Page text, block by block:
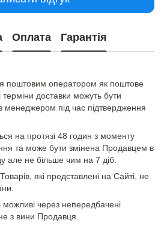
Оплата Гарантія
поштовим оператором як поштове
терміни доставки можуть бути
менеджером під час підтвердження
на протязі 48 годин з моменту
та може бути змінена Продавцем в
але не більше чим на 7 діб.
які представлені на Сайті, не
можливі через непередбачені
з вини Продавця.